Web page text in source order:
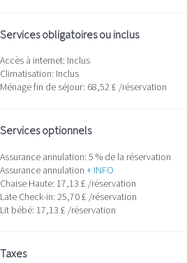
Services obligatoires ou inclus
Accès à internet: Inclus
Climatisation: Inclus
Ménage fin de séjour: 68,52 £ /réservation
Services optionnels
Assurance annulation: 5 % de la réservation
Assurance annulation + INFO
Chaise Haute: 17,13 £ /réservation
Late Check-in: 25,70 £ /réservation
Lit bébé: 17,13 £ /réservation
Taxes